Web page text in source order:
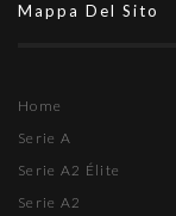
Mappa Del Sito
Home
Serie A
Serie A2 Élite
Serie A2